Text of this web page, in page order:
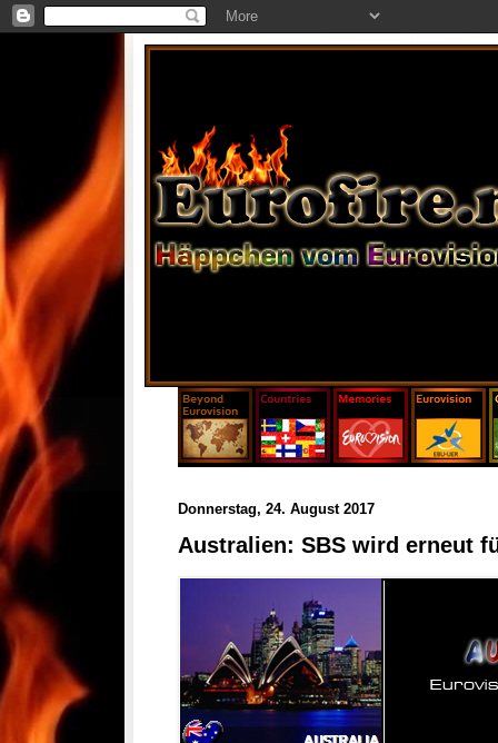
Donnerstag, 24. August 2017
Australien: SBS wird erneut